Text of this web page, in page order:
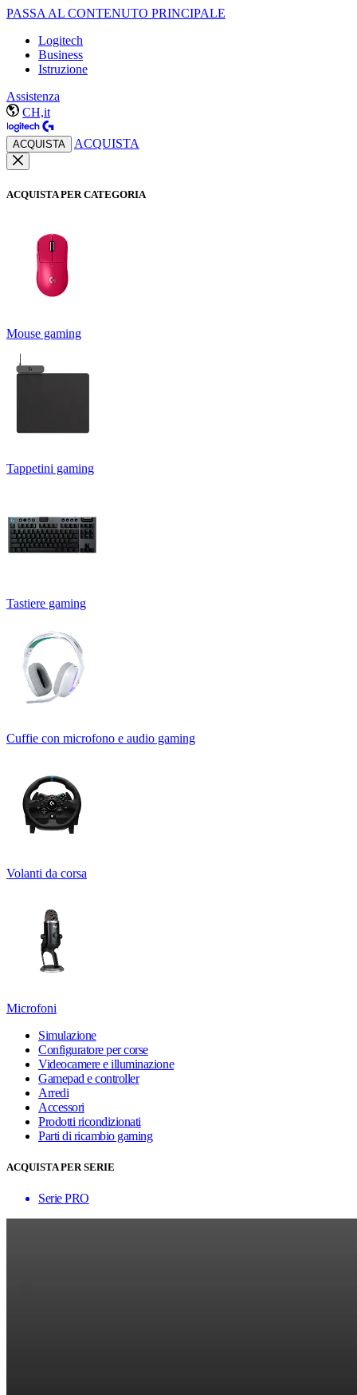
PASSA AL CONTENUTO PRINCIPALE
Logitech
Business
Istruzione
Assistenza
CH,it
ACQUISTA ACQUISTA
ACQUISTA PER CATEGORIA
Mouse gaming
Tappetini gaming
Tastiere gaming
Cuffie con microfono e audio gaming
Volanti da corsa
Microfoni
Simulazione
Configuratore per corse
Videocamere e illuminazione
Gamepad e controller
Arredi
Accessori
Prodotti ricondizionati
Parti di ricambio gaming
ACQUISTA PER SERIE
Serie PRO